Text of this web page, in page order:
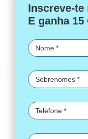
Inscreve-te
E ganha